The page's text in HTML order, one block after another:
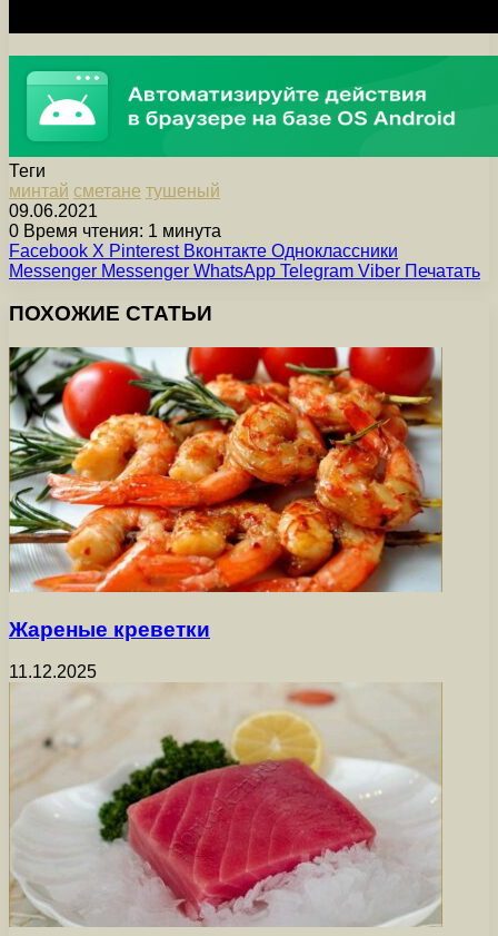
Теги
минтай сметане тушеный
09.06.2021
0 Время чтения: 1 минута
Facebook X Pinterest Вконтакте Одноклассники
Messenger Messenger WhatsApp Telegram Viber Печатать
ПОХОЖИЕ СТАТЬИ
Жареные креветки
11.12.2025